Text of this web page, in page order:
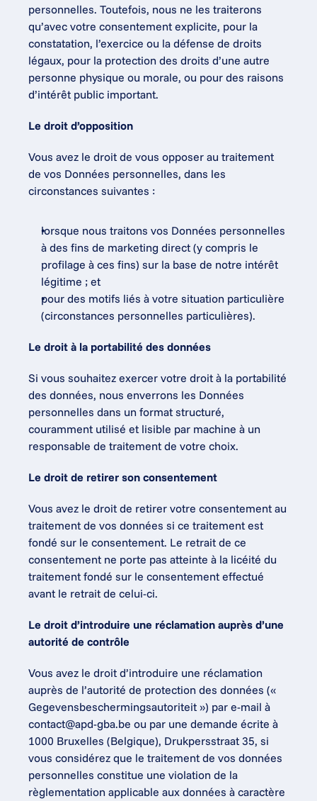
personnelles. Toutefois, nous ne les traiterons
qu’avec votre consentement explicite, pour la
constatation, l’exercice ou la défense de droits
légaux, pour la protection des droits d’une autre
personne physique ou morale, ou pour des raisons
d’intérêt public important.
Le droit d’opposition
Vous avez le droit de vous opposer au traitement
de vos Données personnelles, dans les
circonstances suivantes :
lorsque nous traitons vos Données personnelles
à des fins de marketing direct (y compris le
profilage à ces fins) sur la base de notre intérêt
légitime ; et
pour des motifs liés à votre situation particulière
(circonstances personnelles particulières).
Le droit à la portabilité des données
Si vous souhaitez exercer votre droit à la portabilité
des données, nous enverrons les Données
personnelles dans un format structuré,
couramment utilisé et lisible par machine à un
responsable de traitement de votre choix.
Le droit de retirer son consentement
Vous avez le droit de retirer votre consentement au
traitement de vos données si ce traitement est
fondé sur le consentement. Le retrait de ce
consentement ne porte pas atteinte à la licéité du
traitement fondé sur le consentement effectué
avant le retrait de celui-ci.
Le droit d’introduire une réclamation auprès d’une
autorité de contrôle
Vous avez le droit d’introduire une réclamation
auprès de l’autorité de protection des données («
contact@apd-gba.be ou par une demande écrite à
1000 Bruxelles (Belgique), Drukpersstraat 35, si
vous considérez que le traitement de vos données
personnelles constitue une violation de la
règlementation applicable aux données à caractère